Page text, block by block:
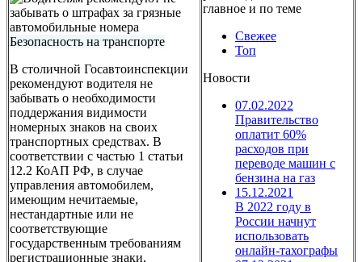
Безопасность на транспорте
В столичной Госавтоинспекции
рекомендуют водителя не
забывать о необходимости
поддержания видимости
номерных знаков на своих
транспортных средствах. В
соответствии с частью 1 статьи
12.2 КоАП РФ, в случае
управления автомобилем,
имеющим нечитаемые,
нестандартные или не
соответствующие
государственным требованиям
регистрационные знаки,
главное и по теме
Свежее
Топ
Новости
07.02.2022
Правительство
оплатит 60%
расходов при
переводе машин с
бензина на газ
15.12.2021
В 2022 году в
России начнут
использовать
онлайн-тахографы